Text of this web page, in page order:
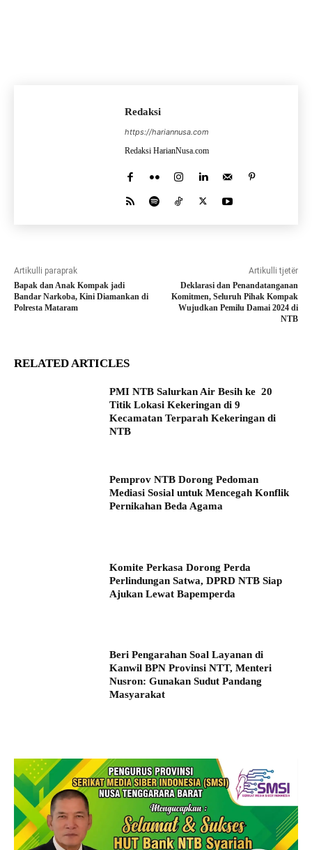
Redaksi
https://hariannusa.com
Redaksi HarianNusa.com
Artikulli paraprak
Bapak dan Anak Kompak jadi
Bandar Narkoba, Kini Diamankan di
Polresta Mataram
Artikulli tjetër
Deklarasi dan Penandatanganan
Komitmen, Seluruh Pihak Kompak
Wujudkan Pemilu Damai 2024 di
NTB
RELATED ARTICLES
PMI NTB Salurkan Air Besih ke 20
Titik Lokasi Kekeringan di 9
Kecamatan Terparah Kekeringan di
NTB
Pemprov NTB Dorong Pedoman
Mediasi Sosial untuk Mencegah Konflik
Pernikahan Beda Agama
Komite Perkasa Dorong Perda
Perlindungan Satwa, DPRD NTB Siap
Ajukan Lewat Bapemperda
Beri Pengarahan Soal Layanan di
Kanwil BPN Provinsi NTT, Menteri
Nusron: Gunakan Sudut Pandang
Masyarakat